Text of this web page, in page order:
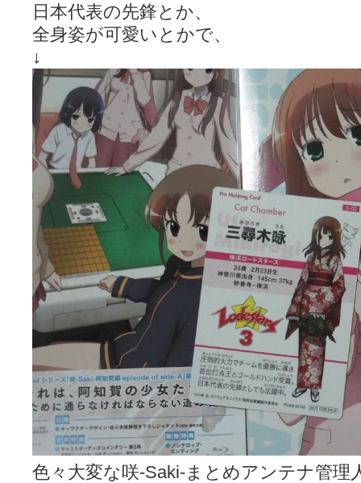
日本代表の先鋒とか、
全身姿が可愛いとかで、
↓
色々大変な咲-Saki-まとめアンテナ管理